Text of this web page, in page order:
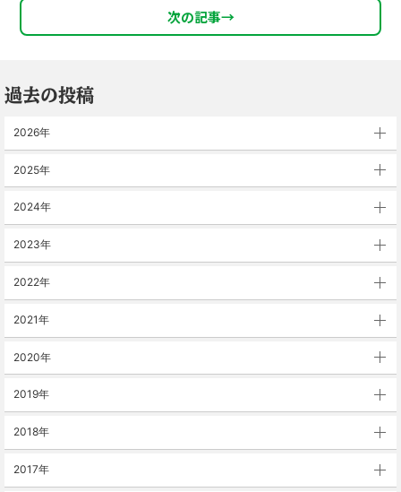
次の記事→
過去の投稿
2026年
2025年
2024年
2023年
2022年
2021年
2020年
2019年
2018年
2017年